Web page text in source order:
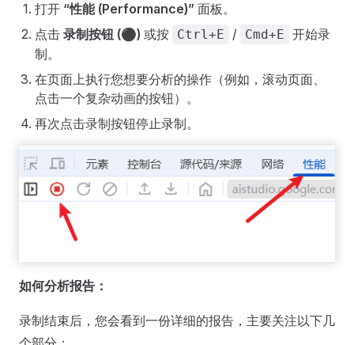
打开 “性能 (Performance)” 面板。
点击 录制按钮 (⚫) 或按 Ctrl+E / Cmd+E 开始录
制。
在页面上执行您想要分析的操作（例如，滚动页面、
点击一个复杂动画的按钮）。
再次点击录制按钮停止录制。
如何分析报告：
录制结束后，您会看到一份详细的报告，主要关注以下几